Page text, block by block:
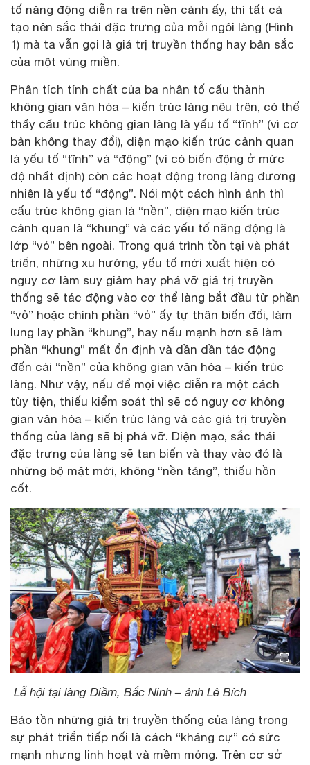
tố năng động diễn ra trên nền cảnh ấy, thì tất cả
tạo nên sắc thái đặc trưng của mỗi ngôi làng (Hình
1) mà ta vẫn gọi là giá trị truyền thống hay bản sắc
của một vùng miền.
Phân tích tính chất của ba nhân tố cấu thành
không gian văn hóa – kiến trúc làng nêu trên, có thể
thấy cấu trúc không gian làng là yếu tố “tĩnh” (vì cơ
bản không thay đổi), diện mạo kiến trúc cảnh quan
là yếu tố “tĩnh” và “động” (vì có biến động ở mức
độ nhất định) còn các hoạt động trong làng đương
nhiên là yếu tố “động”. Nói một cách hình ảnh thì
cấu trúc không gian là “nền”, diện mạo kiến trúc
cảnh quan là “khung” và các yếu tố năng động là
lớp “vỏ” bên ngoài. Trong quá trình tồn tại và phát
triển, những xu hướng, yếu tố mới xuất hiện có
nguy cơ làm suy giảm hay phá vỡ giá trị truyền
thống sẽ tác động vào cơ thể làng bắt đầu từ phần
“vỏ” hoặc chính phần “vỏ” ấy tự thân biến đổi, làm
lung lay phần “khung”, hay nếu mạnh hơn sẽ làm
phần “khung” mất ổn định và dần dần tác động
đến cái “nền” của không gian văn hóa – kiến trúc
làng. Như vậy, nếu để mọi việc diễn ra một cách
tùy tiện, thiếu kiểm soát thì sẽ có nguy cơ không
gian văn hóa – kiến trúc làng và các giá trị truyền
thống của làng sẽ bị phá vỡ. Diện mạo, sắc thái
đặc trưng của làng sẽ tan biến và thay vào đó là
những bộ mặt mới, không “nền tảng”, thiếu hồn
cốt.
Lễ hội tại làng Diềm, Bắc Ninh – ảnh Lê Bích
Bảo tồn những giá trị truyền thống của làng trong
sự phát triển tiếp nối là cách “kháng cự” có sức
mạnh nhưng linh hoạt và mềm mỏng. Trên cơ sở